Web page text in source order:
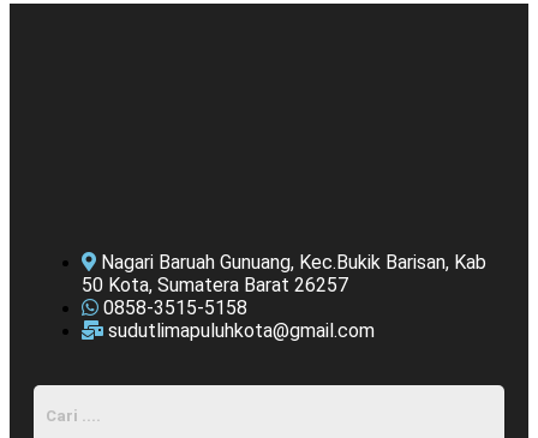
Nagari Baruah Gunuang, Kec.Bukik Barisan, Kab
50 Kota, Sumatera Barat 26257
0858-3515-5158
sudutlimapuluhkota@gmail.com